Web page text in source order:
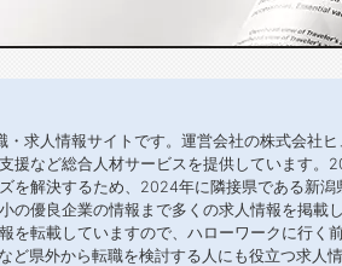
求人情報サイトです。運営会社の株式会社
援など総合人材サービスを提供しています。
を解決するため、2024年に隣接県である新
の優良企業の情報まで多くの求人情報を掲載
転載していますので、ハローワークに行く
ど県外から転職を検討する人にも役立つ求人